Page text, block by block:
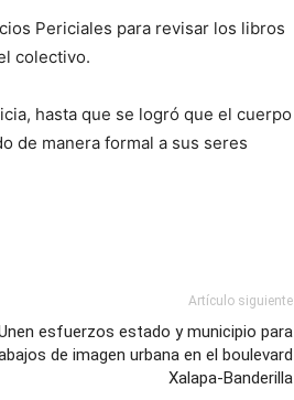
Periciales para revisar los libros
colectivo.
hasta que se logró que el cuerpo
de manera formal a sus seres
Artículo siguiente
esfuerzos estado y municipio para
de imagen urbana en el boulevard
Xalapa-Banderilla